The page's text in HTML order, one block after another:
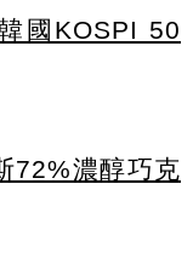
國KOSPI 50
72%濃醇巧克